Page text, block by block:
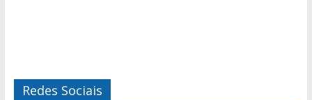
Redes Sociais